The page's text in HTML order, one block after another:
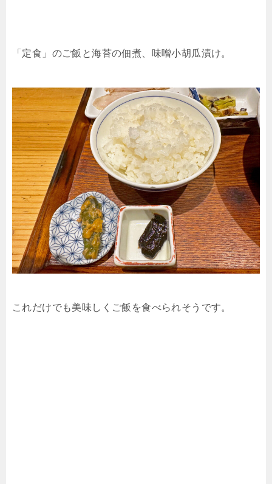
「定食」のご飯と海苔の佃煮、味噌小胡瓜漬け。
これだけでも美味しくご飯を食べられそうです。